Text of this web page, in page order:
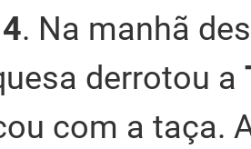
. Na manhã
derrotou a
com a taça.